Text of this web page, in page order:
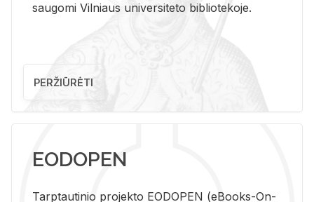
saugomi Vilniaus universiteto bibliotekoje.
PERŽIŪRĖTI
EODOPEN
Tarp­tau­ti­nio pro­jek­to EO­DO­PEN (eBo­oks-On-